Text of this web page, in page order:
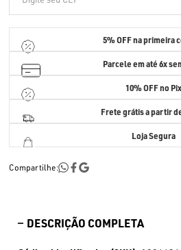
5% OFFna primeira
Parcele em até6x
10% OFF no Pix
Frete grátis a partir
Loja Segura
Compartilhe:
DESCRIÇÃO COMPLETA